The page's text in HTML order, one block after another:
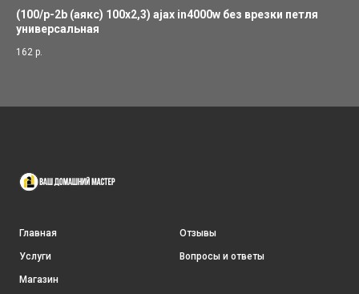
(100/p-2b (аякс) 100x2,3) ajax in4000w без врезки петля
универсальная
162 р.
Главная
Услуги
Магазин
Отзывы
Вопросы и ответы